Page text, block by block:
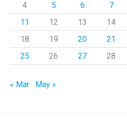
4
5 6 7
11
12 13 14
18
19 20 21
25
26 27 28
« Mar May »